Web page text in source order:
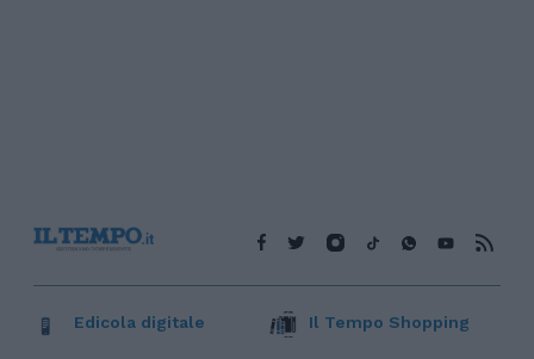
Edicola digitale Il Tempo Shopping